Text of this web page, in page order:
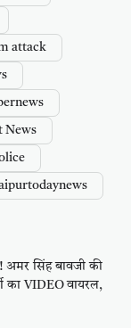
attack
News
सिंह बावजी की
का VIDEO वायरल,